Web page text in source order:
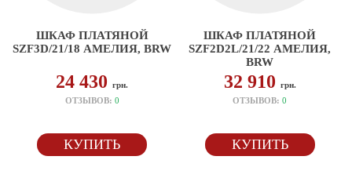
ШКАФ ПЛАТЯНОЙ
SZF3D/21/18 АМЕЛИЯ, BRW
24 430грн.
ОТЗЫВОВ: 0
КУПИТЬ
ШКАФ ПЛАТЯНОЙ
SZF2D2L/21/22 АМЕЛИЯ,
BRW
32 910 грн.
ОТЗЫВОВ:0
КУПИТЬ